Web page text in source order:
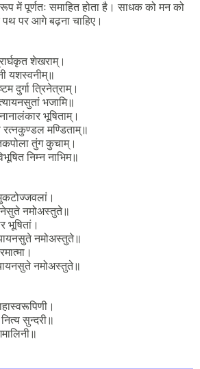
में पूर्णतः समाहित होता है। साधक को मन को
पर आगे बढ़ना चाहिए।
शेखराम्।
यशस्वनीम्॥
दुर्गा त्रिनेत्राम्।
भजामि॥
भूषिताम्।
रत्नकुण्डल मण्डिताम्॥
तुंग कुचाम्।
निम्न नाभिम॥
नमोअस्तुते॥
भूषितां।
नमोअस्तुते॥
नमोअस्तुते॥
सुन्दरी॥